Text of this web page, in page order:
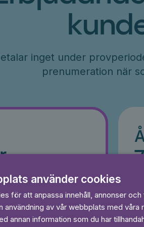
inget under
prenumeration när
använder cookies
för att anpassa innehåll, annonser
användning av vår webbplats med
annan information som du har